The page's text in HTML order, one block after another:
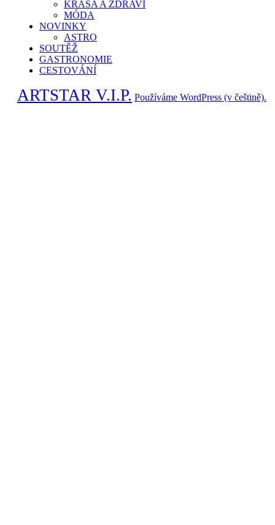
KRÁSA A ZDRAVÍ
MÓDA
NOVINKY
ASTRO
SOUTĚŽ
GASTRONOMIE
CESTOVÁNÍ
ARTSTAR V.I.P. Používáme WordPress (v češtině).